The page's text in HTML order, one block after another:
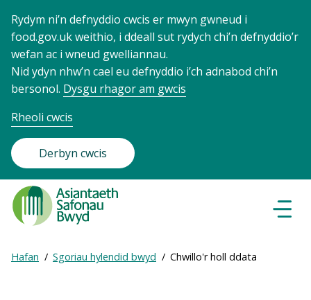
Rydym ni’n defnyddio cwcis er mwyn gwneud i
food.gov.uk weithio, i ddeall sut rydych chi’n defnyddio’r
wefan ac i wneud gwelliannau.
Nid ydyn nhw’n cael eu defnyddio i’ch adnabod chi’n
bersonol. Dysgu rhagor am gwcis
Rheoli cwcis
Derbyn cwcis
Food
Standards
Agency
Frontpage
Breadcrumb
Expand
breadcrumb
Hafan Sgoriau hylendid bwyd Chwillo'r holl ddata